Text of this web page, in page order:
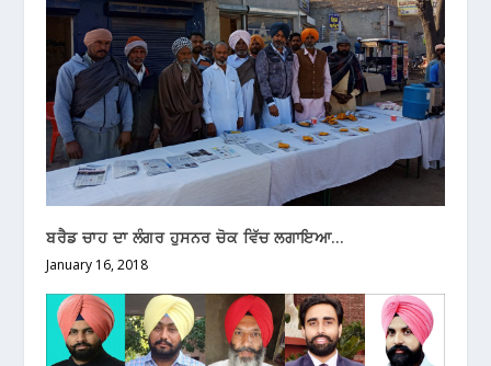
ਬਰੈਡ ਚਾਹ ਦਾ ਲੰਗਰ ਹੁਸਨਰ ਚੋਕ ਵਿੱਚ ਲਗਾਇਆ…
January 16, 2018